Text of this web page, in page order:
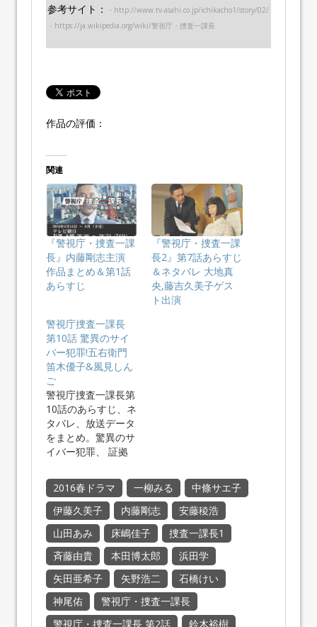
参考サイト：
・http://www.tv-asahi.co.jp/ichikacho1/story/02/
・https://ja.wikipedia.org/wiki/警視庁・捜査一課長
作品の評価：
関連
『警視庁・捜査一課
長』内藤剛志主演
作品まとめ＆第1話
あらすじ
『警視庁・捜査一課
長2』第7話あらすじ
＆ネタバレ 大地真
央,藤吉久美子ゲス
ト出演
警視庁捜査一課長
第10話 驚異のサイ
バー犯罪!五右衛門
笛木優子&風見しん
ご
警視庁捜査一課長第
10話のあらすじ、ネ
タバレ、放送データ
をまとめ。驚異のサ
イバー犯罪、 証拠
2016春ドラマ
一柳みる
中條サエ子
伊藤久美子
内藤剛志
安藤稜浩
山田あみ
床嶋佳子
捜査一課長1
斉藤由貴
本田博太郎
浜田学
矢田亜希子
矢野浩二
石橋けい
神尾佑
警視庁・捜査一課長
警視庁・捜査一課長 第2話
鈴木裕樹